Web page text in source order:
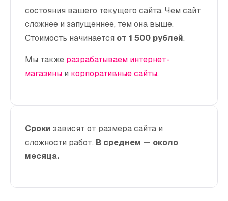
состояния вашего текущего сайта. Чем сайт
сложнее и запущеннее, тем она выше.
Стоимость начинается от 1 500 рублей.
Мы также разрабатываем интернет-
магазины и корпоративные сайты.
Сроки зависят от размера сайта и
сложности работ. В среднем — около
месяца.